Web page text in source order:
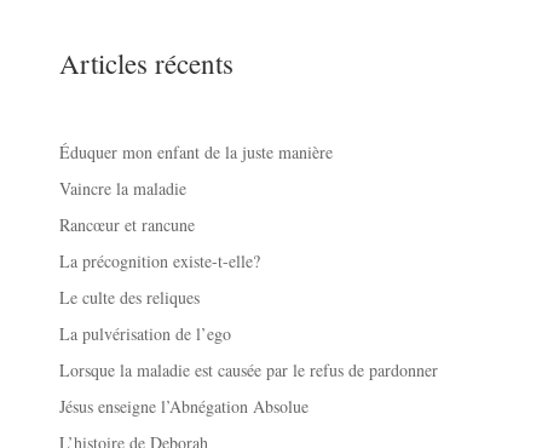
Articles récents
Éduquer mon enfant de la juste manière
Vaincre la maladie
Rancœur et rancune
La précognition existe-t-elle?
Le culte des reliques
La pulvérisation de l’ego
Lorsque la maladie est causée par le refus de pardonner
Jésus enseigne l’Abnégation Absolue
L’histoire de Deborah